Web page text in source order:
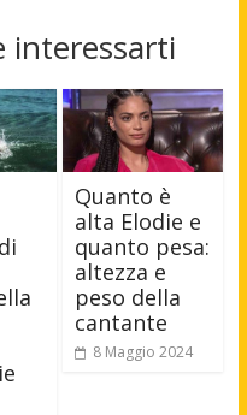
interessarti
Quanto è
alta Elodie e
quanto pesa:
altezza e
peso della
cantante
8 Maggio 2024